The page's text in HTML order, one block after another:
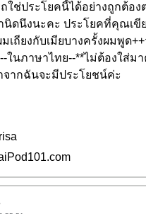
ใช่ประโยคนี้ได้อย่างถูกต้อ
นิดนึงนะคะ ประโยคที่คุณเขี
เถียงกับเมียบางครั้งผมพูด++
ในภาษาไทย--**ไม่ต้องใส่ม
จากฉันจะมีประโยชน์ค่ะ